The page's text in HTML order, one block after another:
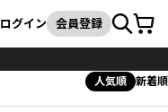
検索
ログイン 会員登録カート
人気順 新着順